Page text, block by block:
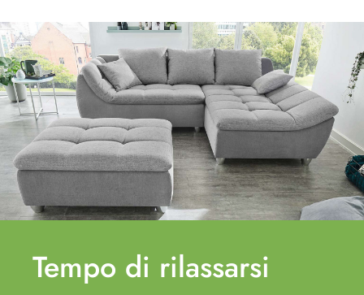
Tempo di rilassarsi